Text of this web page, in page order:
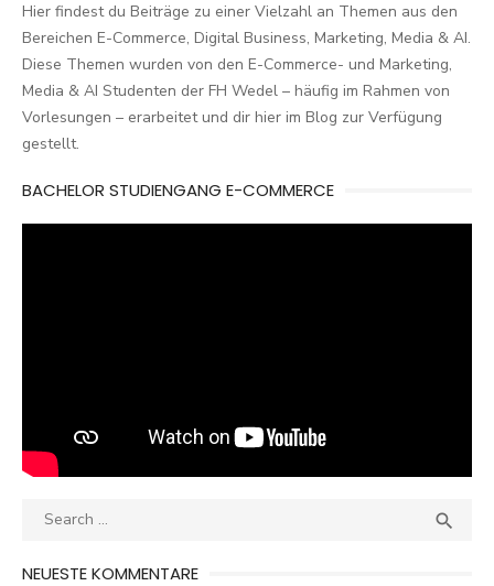
Hier findest du Beiträge zu einer Vielzahl an Themen aus den
Bereichen E-Commerce, Digital Business, Marketing, Media & AI.
Diese Themen wurden von den E-Commerce- und Marketing,
Media & AI Studenten der FH Wedel – häufig im Rahmen von
Vorlesungen – erarbeitet und dir hier im Blog zur Verfügung
gestellt.
BACHELOR STUDIENGANG E-COMMERCE
Search

NEUESTE KOMMENTARE